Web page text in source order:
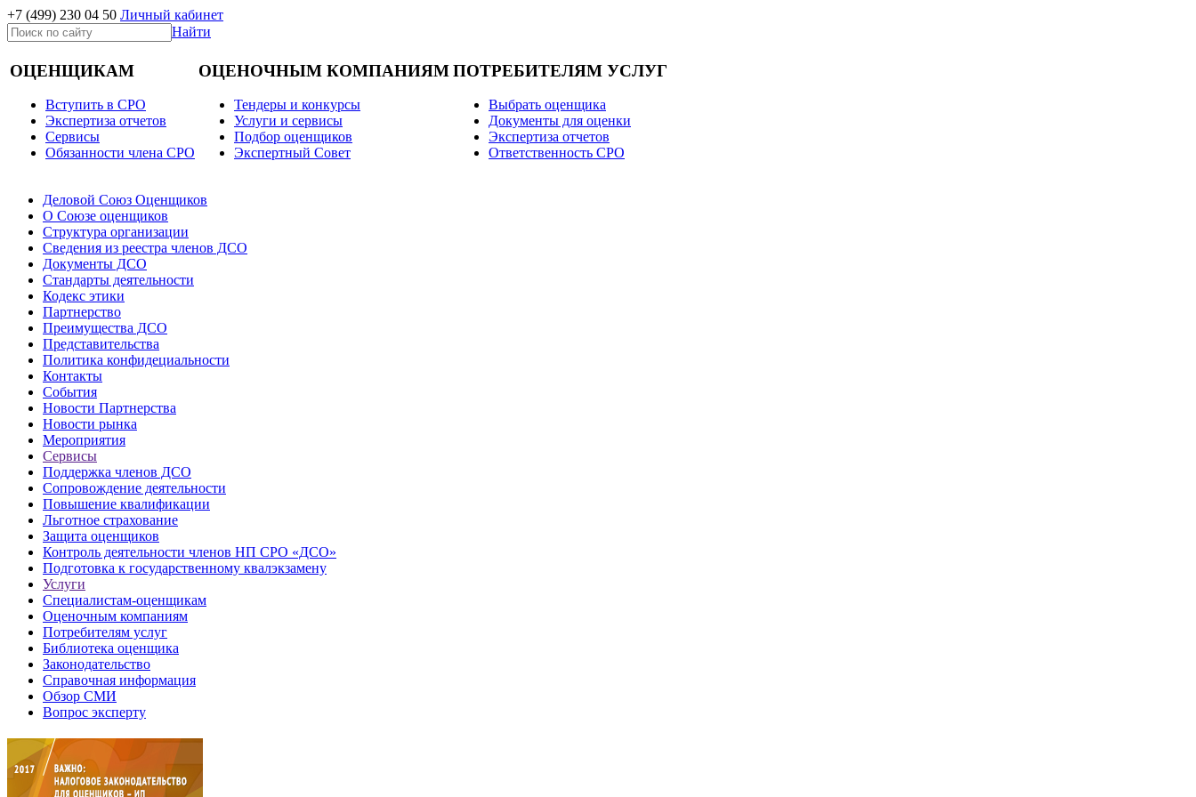
+7 (499) 230 04 50 Личный кабинет
Найти
ОЦЕНЩИКАМ
Вступить в СРО
Экспертиза отчетов
Cервисы
Обязанности члена СРО
ОЦЕНОЧНЫМ КОМПАНИЯМ
Тендеры и конкурсы
Услуги и сервисы
Подбор оценщиков
Экспертный Совет
ПОТРЕБИТЕЛЯМ УСЛУГ
Выбрать оценщика
Документы для оценки
Экспертиза отчетов
Ответственность СРО
Деловой Союз Оценщиков
О Союзе оценщиков
Структура организации
Сведения из реестра членов ДСО
Документы ДСО
Стандарты деятельности
Кодекс этики
Партнерство
Преимущества ДСО
Представительства
Политика конфидециальности
Контакты
События
Новости Партнерства
Новости рынка
Мероприятия
Сервисы
Поддержка членов ДСО
Сопровождение деятельности
Повышение квалификации
Льготное страхование
Защита оценщиков
Контроль деятельности членов НП СРО «ДСО»
Подготовка к государственному квалэкзамену
Услуги
Специалистам-оценщикам
Оценочным компаниям
Потребителям услуг
Библиотека оценщика
Законодательство
Справочная информация
Обзор СМИ
Вопрос эксперту